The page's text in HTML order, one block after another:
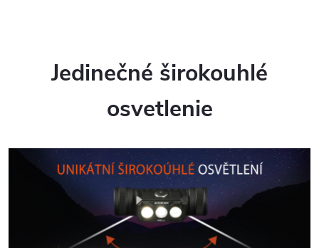
Jedinečné širokouhlé
osvetlenie